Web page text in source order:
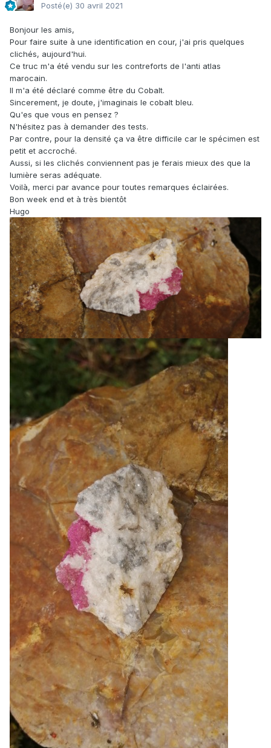
Posté(e) 30 avril 2021
Bonjour les amis,
Pour faire suite à une identification en cour, j'ai pris quelques
clichés, aujourd'hui.
Ce truc m'a été vendu sur les contreforts de l'anti atlas
marocain.
Il m'a été déclaré comme être du Cobalt.
Sincerement, je doute, j'imaginais le cobalt bleu.
Qu'es que vous en pensez ?
N'hésitez pas à demander des tests.
Par contre, pour la densité ça va être difficile car le spécimen est
petit et accroché.
Aussi, si les clichés conviennent pas je ferais mieux des que la
lumière seras adéquate.
Voilà, merci par avance pour toutes remarques éclairées.
Bon week end et à très bientôt
Hugo